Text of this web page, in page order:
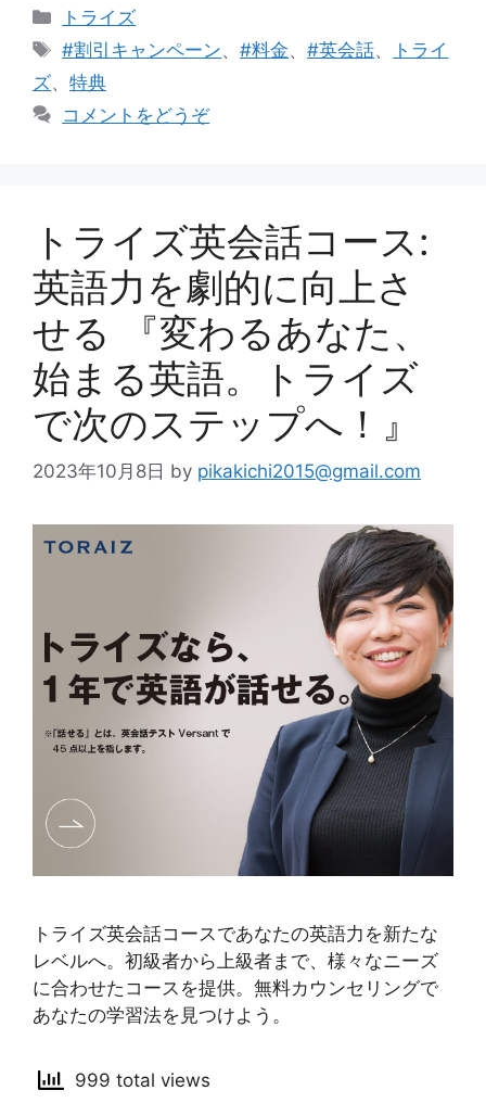
カ
テ
リ
ー
トライズ
タ
グ
#割引キャンペーン、#料金、#英会話、
トライ
ズ、 特典
コメントをどうぞ
トライズ英会話コース:
英語力を劇的に向上さ
せる 『変わるあなた、
始まる英語。トライズ
で次のステップへ！』
2023年10月8日 by pikakichi2015@gmail.com
トライズ英会話コースであなたの英語力を新たな
レベルへ。初級者から上級者まで、様々なニーズ
に合わせたコースを提供。無料カウンセリングで
あなたの学習法を見つけよう。
999 total views